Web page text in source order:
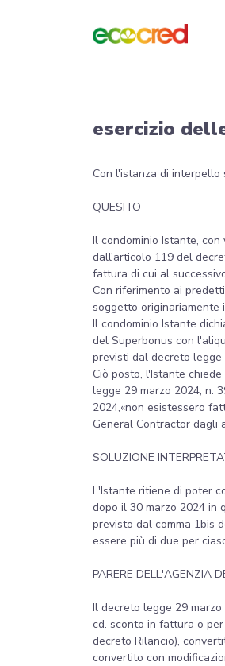
esercizio
Con l'istanza di
QUESITO
Il condominio Istante,
dall'articolo 119 del
fattura di cui al
Con riferimento ai
soggetto originariamente
Il condominio Istante
del Superbonus con
previsti dal decreto legge
Ciò posto, l'Istante
legge 29 marzo 2024, n.
2024,«non esistessero
General Contractor dagli
SOLUZIONE
L'Istante ritiene di poter
dopo il 30 marzo 2024 in
previsto dal comma 1bis
essere più di due per
PARERE DELL'AGENZIA
Il decreto legge 29
cd. sconto in fattura o
decreto Rilancio),
convertito con